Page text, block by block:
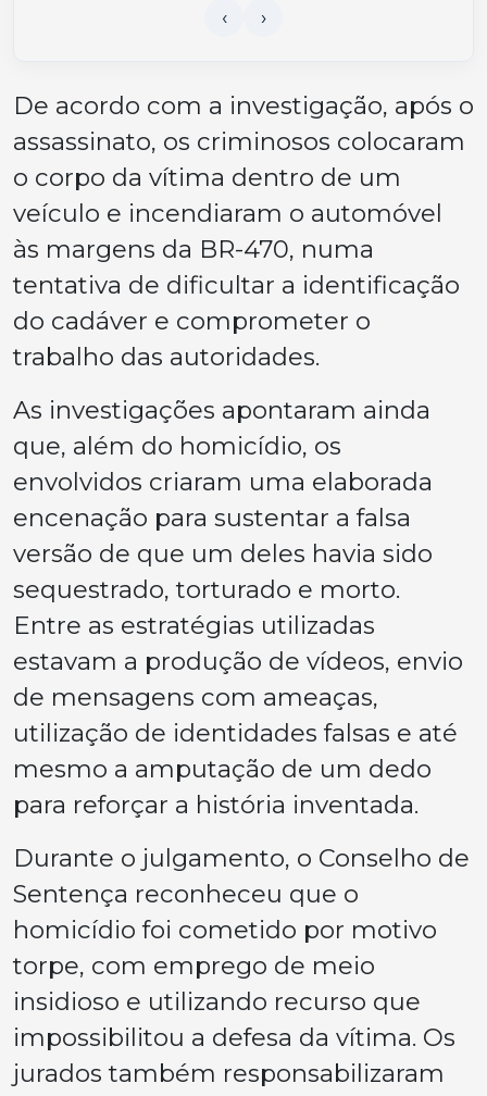
De acordo com a investigação, após o
assassinato, os criminosos colocaram
o corpo da vítima dentro de um
veículo e incendiaram o automóvel
às margens da BR-470, numa
tentativa de dificultar a identificação
do cadáver e comprometer o
trabalho das autoridades.
As investigações apontaram ainda
que, além do homicídio, os
envolvidos criaram uma elaborada
encenação para sustentar a falsa
versão de que um deles havia sido
sequestrado, torturado e morto.
Entre as estratégias utilizadas
estavam a produção de vídeos, envio
de mensagens com ameaças,
utilização de identidades falsas e até
mesmo a amputação de um dedo
para reforçar a história inventada.
Durante o julgamento, o Conselho de
Sentença reconheceu que o
homicídio foi cometido por motivo
torpe, com emprego de meio
insidioso e utilizando recurso que
impossibilitou a defesa da vítima. Os
jurados também responsabilizaram